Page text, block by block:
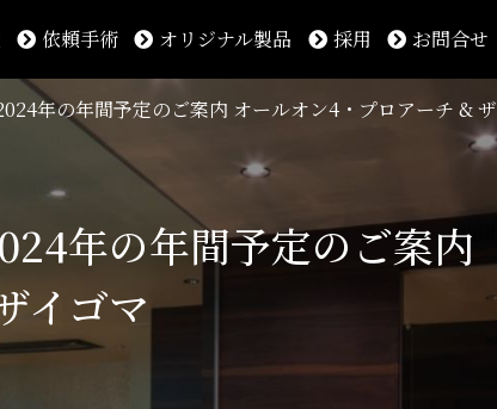
依頼手術 オリジナル製品 採用 お問合せ
年の年間予定のご案内 オールオン4・プロアーチ & ザ
年の年間予定のご案内
イゴマ